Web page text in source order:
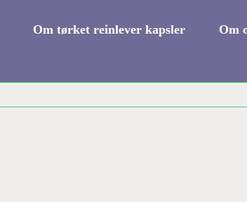
Om tørket reinlever kapsler Om